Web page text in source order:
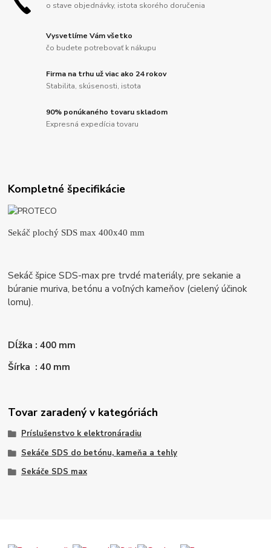
o stave objednávky, istota skorého doručenia
Vysvetlíme Vám všetko
čo budete potrebovať k nákupu
Firma na trhu už viac ako 24 rokov
Stabilita, skúsenosti, istota
90% ponúkaného tovaru skladom
Expresná expedícia tovaru
Kompletné špecifikácie
Sekáč plochý SDS max 400x40 mm
Sekáč špice SDS-max pre trvdé materiály, pre sekanie a
búranie muriva, betónu a voľných kameňov (cielený účinok
lomu).
Dĺžka : 400 mm
Šírka : 40 mm
Tovar zaradený v kategóriách
Príslušenstvo k elektronáradiu
Sekáče SDS do betónu, kameňa a tehly
Sekáče SDS max